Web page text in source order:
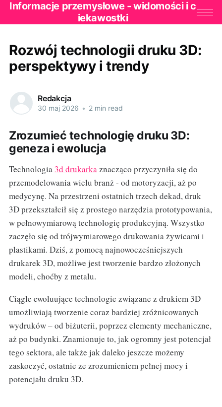
Informacje przemysłowe - widomości i c
iekawostki
Rozwój technologii druku 3D:
perspektywy i trendy
Redakcja
30 maj 2026 • 2 min read
Zrozumieć technologię druku 3D:
geneza i ewolucja
Technologia3d drukarkaznacząco przyczyniła się do
przemodelowania wielu branż - od motoryzacji, aż po
medycynę. Na przestrzeni ostatnich trzech dekad, druk
3D przekształcił się z prostego narzędzia prototypowania,
w pełnowymiarową technologię produkcyjną. Wszystko
zaczęło się od trójwymiarowego drukowania żywicami i
plastikami. Dziś, z pomocą najnowocześniejszych
drukarek 3D, możliwe jest tworzenie bardzo złożonych
modeli, choćby z metalu.
Ciągle ewoluujące technologie związane z drukiem 3D
umożliwiają tworzenie coraz bardziej zróżnicowanych
wydruków – od biżuterii, poprzez elementy mechaniczne,
aż po budynki. Znamionuje to, jak ogromny jest potencjał
tego sektora, ale także jak daleko jeszcze możemy
zaskoczyć, ostatnie ze zrozumieniem pełnej mocy i
potencjału druku 3D.